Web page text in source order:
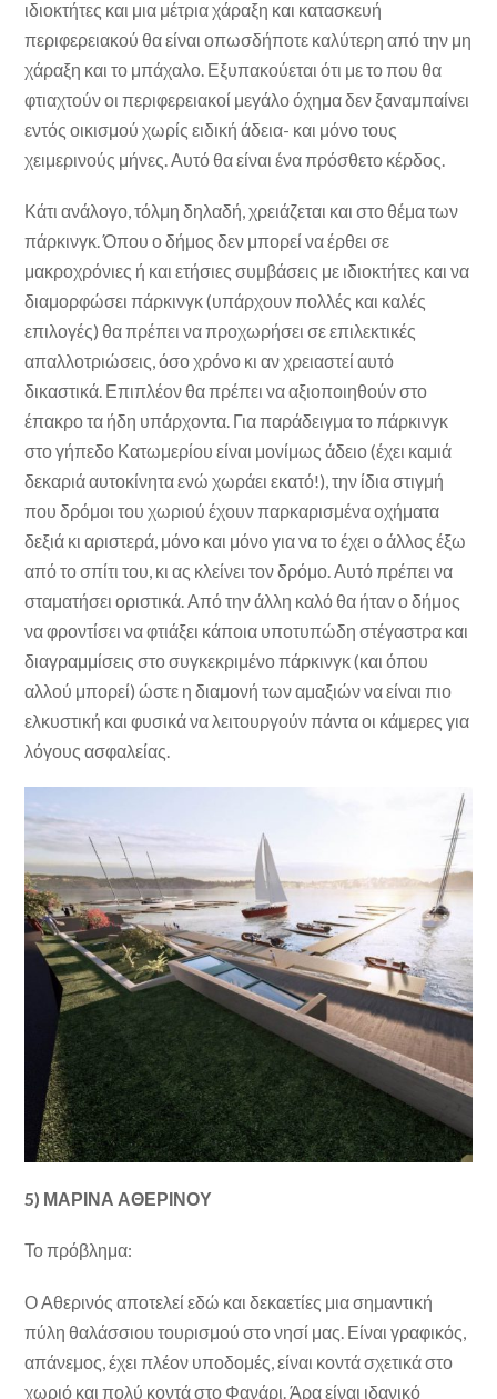
ιδιοκτήτες και μια μέτρια χάραξη και κατασκευή
περιφερειακού θα είναι οπωσδήποτε καλύτερη από την μη
χάραξη και το μπάχαλο. Εξυπακούεται ότι με το που θα
φτιαχτούν οι περιφερειακοί μεγάλο όχημα δεν ξαναμπαίνει
εντός οικισμού χωρίς ειδική άδεια- και μόνο τους
χειμερινούς μήνες. Αυτό θα είναι ένα πρόσθετο κέρδος.
Κάτι ανάλογο, τόλμη δηλαδή, χρειάζεται και στο θέμα των
πάρκινγκ. Όπου ο δήμος δεν μπορεί να έρθει σε
μακροχρόνιες ή και ετήσιες συμβάσεις με ιδιοκτήτες και να
διαμορφώσει πάρκινγκ (υπάρχουν πολλές και καλές
επιλογές) θα πρέπει να προχωρήσει σε επιλεκτικές
απαλλοτριώσεις, όσο χρόνο κι αν χρειαστεί αυτό
δικαστικά. Επιπλέον θα πρέπει να αξιοποιηθούν στο
έπακρο τα ήδη υπάρχοντα. Για παράδειγμα το πάρκινγκ
στο γήπεδο Κατωμερίου είναι μονίμως άδειο (έχει καμιά
δεκαριά αυτοκίνητα ενώ χωράει εκατό!), την ίδια στιγμή
που δρόμοι του χωριού έχουν παρκαρισμένα οχήματα
δεξιά κι αριστερά, μόνο και μόνο για να το έχει ο άλλος έξω
από το σπίτι του, κι ας κλείνει τον δρόμο. Αυτό πρέπει να
σταματήσει οριστικά. Από την άλλη καλό θα ήταν ο δήμος
να φροντίσει να φτιάξει κάποια υποτυπώδη στέγαστρα και
διαγραμμίσεις στο συγκεκριμένο πάρκινγκ (και όπου
αλλού μπορεί) ώστε η διαμονή των αμαξιών να είναι πιο
ελκυστική και φυσικά να λειτουργούν πάντα οι κάμερες για
λόγους ασφαλείας.
5) ΜΑΡΙΝΑ ΑΘΕΡΙΝΟΥ
Το πρόβλημα:
Ο Αθερινός αποτελεί εδώ και δεκαετίες μια σημαντική
πύλη θαλάσσιου τουρισμού στο νησί μας. Είναι γραφικός,
απάνεμος, έχει πλέον υποδομές, είναι κοντά σχετικά στο
χωριό και πολύ κοντά στο Φανάρι. Άρα είναι ιδανικό